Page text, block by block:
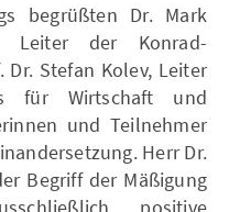
begrüßten Dr. Mark
Leiter der Konrad-
Stefan Kolev, Leiter
für Wirtschaft und
und Teilnehmer
Herr Dr.
Begriff der Mäßigung
positive